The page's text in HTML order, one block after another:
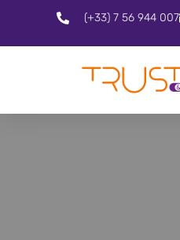
(+33) 7 56 944 007